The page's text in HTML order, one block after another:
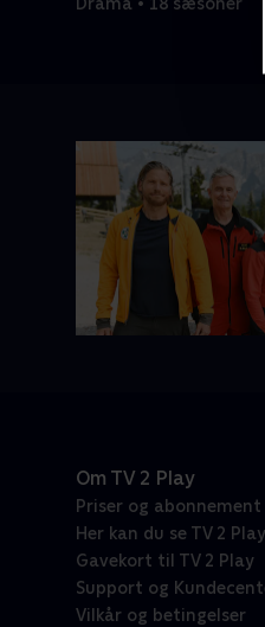
Om TV 2 Play
Priser og abonnement
Her kan du se TV 2 Play
Gavekort til TV 2 Play
Support og
Vilkår og betingelser